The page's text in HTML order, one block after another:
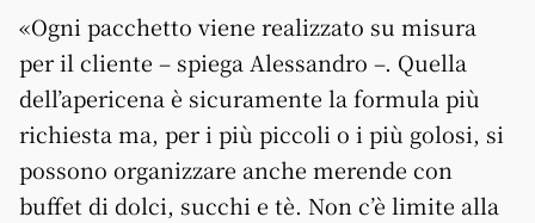
«Ogni pacchetto viene realizzato su misura
per il cliente – spiega Alessandro –. Quella
dell’apericena è sicuramente la formula più
richiesta ma, per i più piccoli o i più golosi, si
possono organizzare anche merende con
buffet di dolci, succhi e tè. Non c’è limite alla